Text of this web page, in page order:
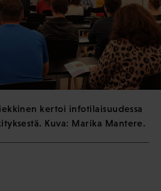
kertoi infotilaisuudessa
Kuva: Marika Mantere.